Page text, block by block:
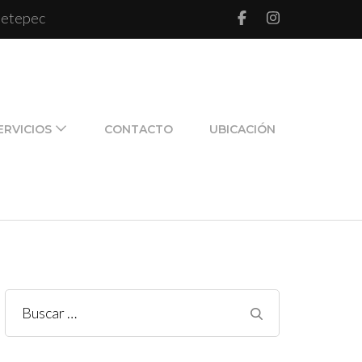
CONTACTO UBICACIÓN
Buscar: